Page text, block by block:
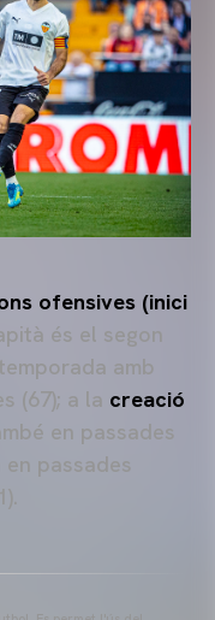
ofensives (inici
és el segon
amb
(67); a la creació
en passades
en passades